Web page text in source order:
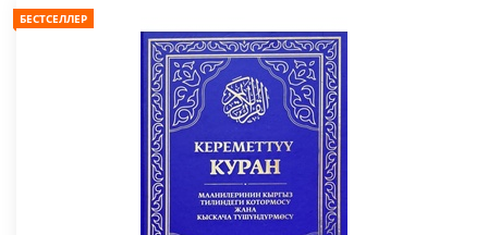
БЕСТСЕЛЛЕР